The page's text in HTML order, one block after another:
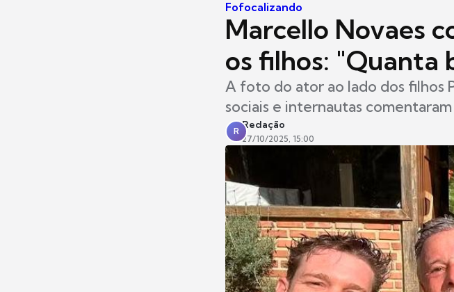
Fofocalizando
Marcello Novaes
os filhos: "Quanta
A foto do ator ao lado dos filhos
sociais e internautas
R
Redação
27/10/2025, 15:00